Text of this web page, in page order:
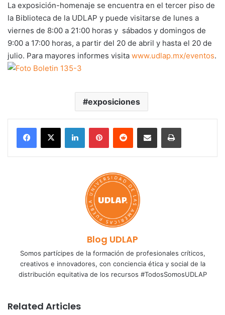
La exposición-homenaje se encuentra en el tercer piso de
la Biblioteca de la UDLAP y puede visitarse de lunes a
viernes de 8:00 a 21:00 horas y sábados y domingos de
9:00 a 17:00 horas, a partir del 20 de abril y hasta el 20 de
julio. Para mayores informes visita www.udlap.mx/eventos.
exposiciones
LinkedInPinterestReddit Share via Email Print
Blog UDLAP
Somos partícipes de la formación de profesionales críticos,
creativos e innovadores, con conciencia ética y social de la
distribución equitativa de los recursos #TodosSomosUDLAP
Related Articles